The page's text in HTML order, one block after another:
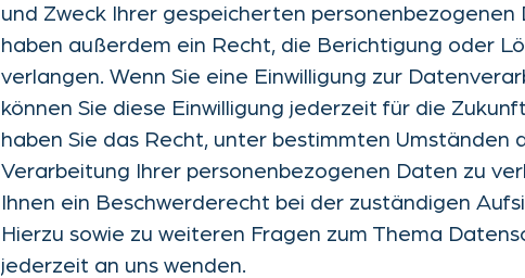
und Zweck Ihrer gespeicherten personenbezogenen
haben außerdem ein Recht, die Berichtigung oder
verlangen. Wenn Sie eine Einwilligung zur
können Sie diese Einwilligung jederzeit für die
haben Sie das Recht, unter bestimmten Umständen
Verarbeitung Ihrer personenbezogenen Daten zu
Ihnen ein Beschwerderecht bei der zuständigen
Hierzu sowie zu weiteren Fragen zum Thema
jederzeit an uns wenden.